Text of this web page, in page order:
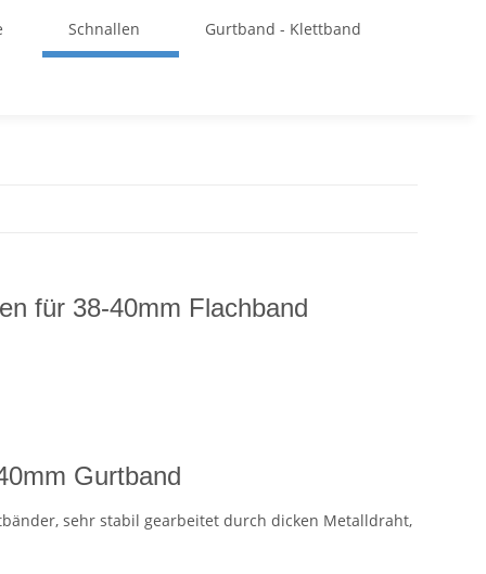
Schnallen Gurtband - Klettband
für 38-40mm Flachband
Gurtband
sehr stabil gearbeitet durch dicken Metalldraht,